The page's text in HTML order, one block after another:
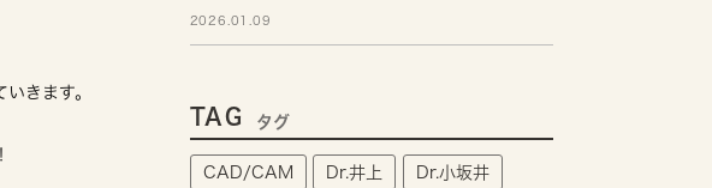
きます。
2026.01.09
TAG タグ
CAD/CAM Dr.井上 Dr.小坂井